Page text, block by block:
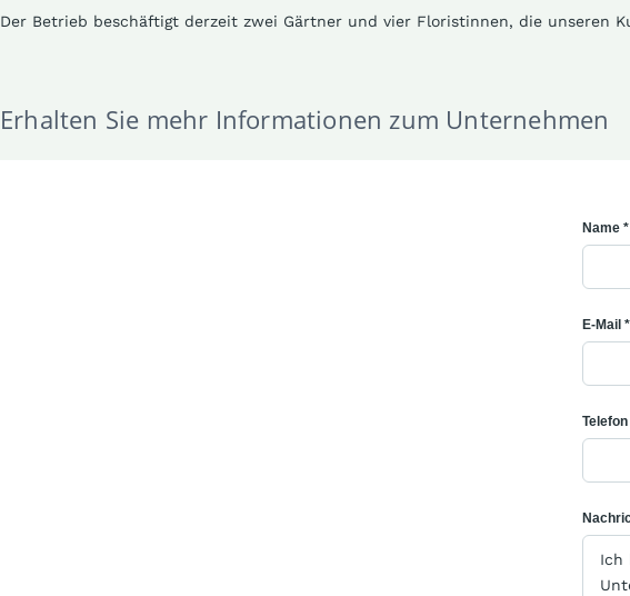
Der Betrieb beschäftigt derzeit zwei Gärtner und vier Floristinnen, die unseren
Erhalten Sie mehr Informationen zum Unternehmen
Name *
E-Mail *
Telefon